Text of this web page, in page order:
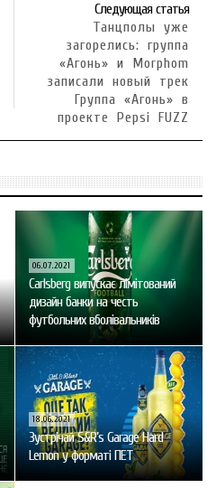
Следующая статья
Танцполы уже
загорелись: группа
«Агонь» и Morphom
записали новый трек
Группа «Агонь» в
проекте Pepsi FUZZ
06.07.2021
Carlsberg випускає лімітований
дизайн банки на честь
футбольних вболівальників
18.06.2021
Зустрічай S&R’s Garage Hard
Lemon у форматі ПЕТ